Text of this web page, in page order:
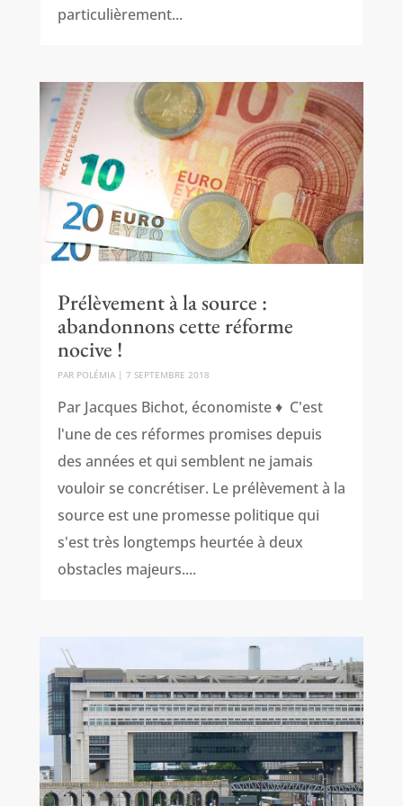
particulièrement...
Prélèvement à la source :
abandonnons cette réforme
nocive !
PAR POLÉMIA| 7 SEPTEMBRE 2018
Par Jacques Bichot, économiste ♦ C'est
l'une de ces réformes promises depuis
des années et qui semblent ne jamais
vouloir se concrétiser. Le prélèvement à la
source est une promesse politique qui
s'est très longtemps heurtée à deux
obstacles majeurs....